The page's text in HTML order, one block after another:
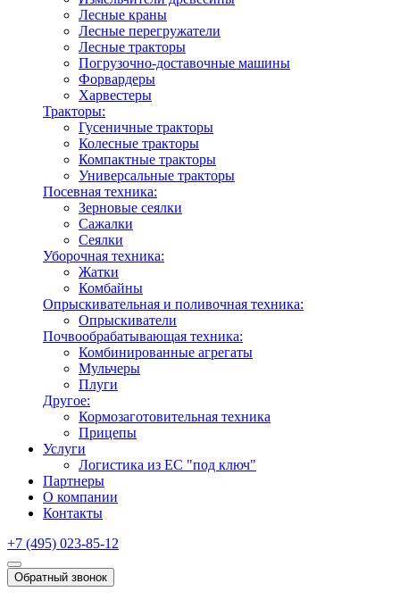
Лесные краны
Лесные перегружатели
Лесные тракторы
Погрузочно-доставочные машины
Форвардеры
Харвестеры
Тракторы:
Гусеничные тракторы
Колесные тракторы
Компактные тракторы
Универсальные тракторы
Посевная техника:
Зерновые сеялки
Сажалки
Сеялки
Уборочная техника:
Жатки
Комбайны
Опрыскивательная и поливочная техника:
Опрыскиватели
Почвообрабатывающая техника:
Комбинированные агрегаты
Мульчеры
Плуги
Другое:
Кормозаготовительная техника
Прицепы
Услуги
Логистика из ЕС "под ключ"
Партнеры
О компании
Контакты
+7 (495) 023-85-12
Обратный звонок